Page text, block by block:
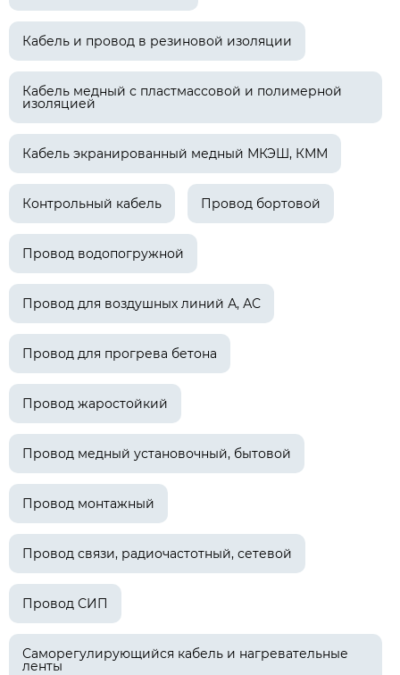
Кабель и провод в резиновой изоляции
Кабель медный с пластмассовой и полимерной
изоляцией
Кабель экранированный медный МКЭШ, КММ
Контрольный кабель Провод бортовой
Провод водопогружной
Провод для воздушных линий А, АС
Провод для прогрева бетона
Провод жаростойкий
Провод медный установочный, бытовой
Провод монтажный
Провод связи, радиочастотный, сетевой
Провод СИП
Саморегулирующийся кабель и нагревательные
ленты